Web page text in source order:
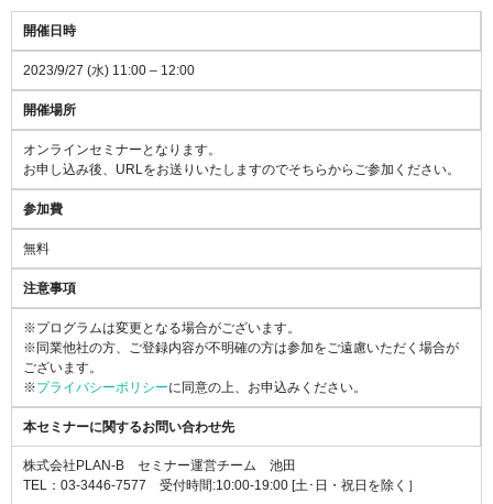
開催日時
2023/9/27 (水) 11:00 – 12:00
開催場所
オンラインセミナーとなります。
お申し込み後、URLをお送りいたしますのでそちらからご参加ください。
参加費
無料
注意事項
※プログラムは変更となる場合がございます。
※同業他社の方、ご登録内容が不明確の方は参加をご遠慮いただく場合が
ございます。
※プライバシーポリシーに同意の上、お申込みください。
本セミナーに関するお問い合わせ先
株式会社PLAN-B セミナー運営チーム 池田
TEL：03-3446-7577 受付時間:10:00-19:00 [土･日・祝日を除く］